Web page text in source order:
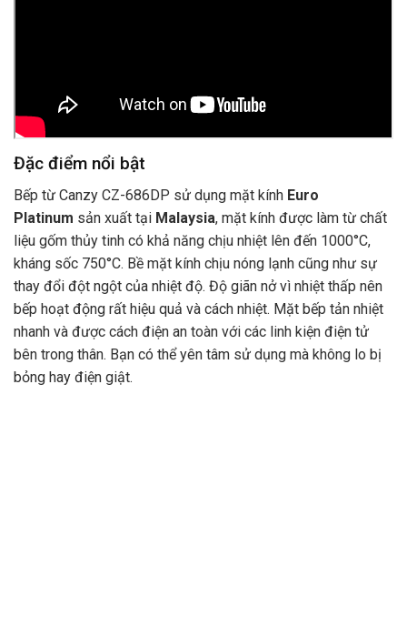
Đặc điểm nổi bật
Bếp từ Canzy CZ-686DP sử dụng mặt kính Euro
Platinum sản xuất tại Malaysia, mặt kính được làm từ chất
liệu gốm thủy tinh có khả năng chịu nhiệt lên đến 1000°C,
kháng sốc 750°C. Bề mặt kính chịu nóng lạnh cũng như sự
thay đổi đột ngột của nhiệt độ. Độ giãn nở vì nhiệt thấp nên
bếp hoạt động rất hiệu quả và cách nhiệt. Mặt bếp tản nhiệt
nhanh và được cách điện an toàn với các linh kiện điện tử
bên trong thân. Bạn có thể yên tâm sử dụng mà không lo bị
bỏng hay điện giật.